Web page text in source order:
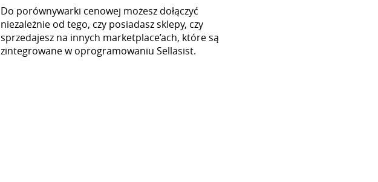
Do porównywarki cenowej możesz dołączyć
niezależnie od tego, czy posiadasz sklepy, czy
sprzedajesz na innych marketplace’ach, które są
zintegrowane w oprogramowaniu Sellasist.